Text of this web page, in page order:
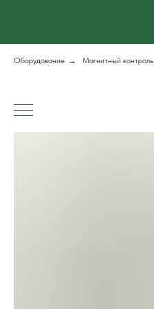
Оборудование → Магнитный контроль